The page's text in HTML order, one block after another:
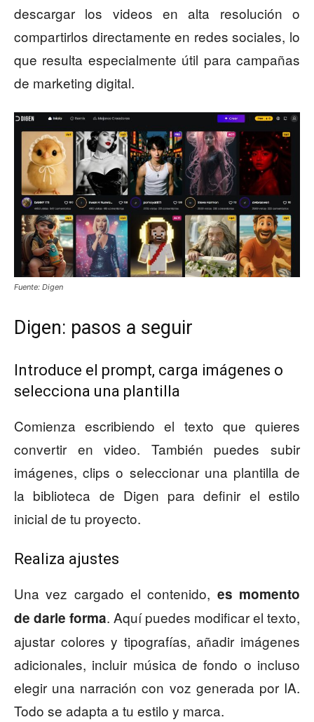
descargar los videos en alta resolución o
compartirlos directamente en redes sociales, lo
que resulta especialmente útil para campañas
de marketing digital.
Fuente: Digen
Digen: pasos a seguir
Introduce el prompt, carga imágenes o
selecciona una plantilla
Comienza escribiendo el texto que quieres
convertir en video. También puedes subir
imágenes, clips o seleccionar una plantilla de
la biblioteca de Digen para definir el estilo
inicial de tu proyecto.
Realiza ajustes
Una vez cargado el contenido, es momento
de darle forma. Aquí puedes modificar el texto,
ajustar colores y tipografías, añadir imágenes
adicionales, incluir música de fondo o incluso
elegir una narración con voz generada por IA.
Todo se adapta a tu estilo y marca.